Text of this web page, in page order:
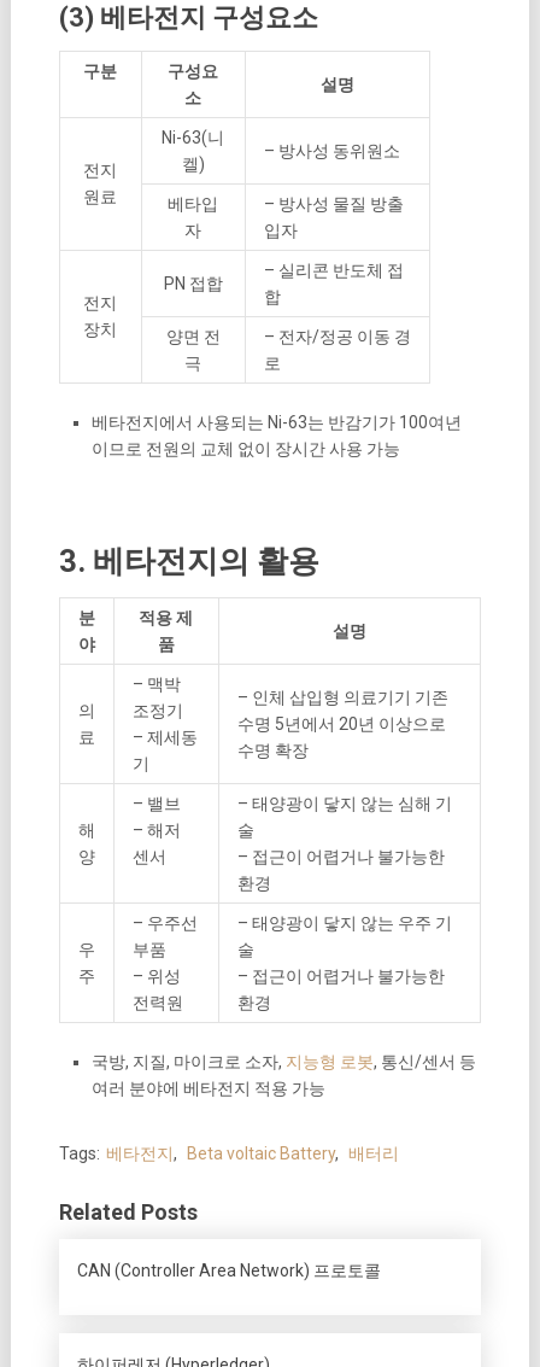
(3) 베타전지 구성요소
구분
구성요
소
설명
전지
원료
Ni-63(니
켈)
– 방사성 동위원소
베타입
자
– 방사성 물질 방출
입자
전지
장치
PN 접합
– 실리콘 반도체 접
합
양면 전
극
– 전자/정공 이동 경
로
베타전지에서 사용되는 Ni-63는 반감기가 100여년
이므로 전원의 교체 없이 장시간 사용 가능
3. 베타전지의 활용
분
야
적용 제
품
설명
의
료
– 맥박
조정기
– 제세동
기
– 인체 삽입형 의료기기 기존
수명 5년에서 20년 이상으로
수명 확장
해
양
– 밸브
– 해저
센서
– 태양광이 닿지 않는 심해 기
술
– 접근이 어렵거나 불가능한
환경
우
주
– 우주선
부품
– 위성
전력원
– 태양광이 닿지 않는 우주 기
술
– 접근이 어렵거나 불가능한
환경
국방, 지질, 마이크로 소자, 지능형 로봇, 통신/센서 등
여러 분야에 베타전지 적용 가능
Tags: 베타전지, Beta voltaic Battery, 배터리
Related Posts
CAN (Controller Area Network) 프로토콜